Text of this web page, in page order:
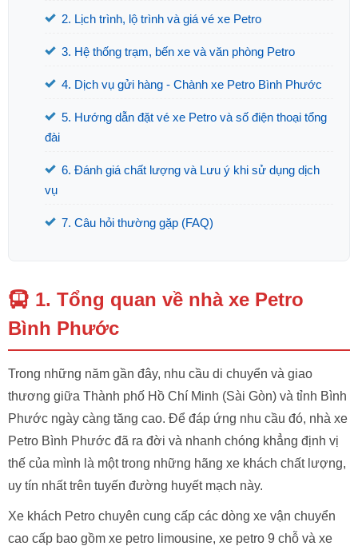
2. Lịch trình, lộ trình và giá vé xe Petro
3. Hệ thống trạm, bến xe và văn phòng Petro
4. Dịch vụ gửi hàng - Chành xe Petro Bình Phước
5. Hướng dẫn đặt vé xe Petro và số điện thoại tổng
đài
6. Đánh giá chất lượng và Lưu ý khi sử dụng dịch
vụ
7. Câu hỏi thường gặp (FAQ)
1. Tổng quan về nhà xe Petro
Bình Phước
Trong những năm gần đây, nhu cầu di chuyển và giao
thương giữa Thành phố Hồ Chí Minh (Sài Gòn) và tỉnh Bình
Phước ngày càng tăng cao. Để đáp ứng nhu cầu đó, nhà xe
Petro Bình Phước đã ra đời và nhanh chóng khẳng định vị
thế của mình là một trong những hãng xe khách chất lượng,
uy tín nhất trên tuyến đường huyết mạch này.
Xe khách Petro chuyên cung cấp các dòng xe vận chuyển
cao cấp bao gồm xe petro limousine, xe petro 9 chỗ và xe